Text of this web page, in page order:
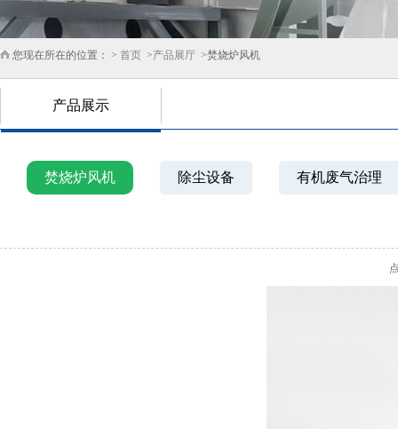
您现在所在的位置： > 首页 >产品展厅 >焚烧炉风机
产品展示
焚烧炉风机 除尘设备 有机废气治理